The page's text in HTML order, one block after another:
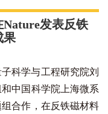
发表反铁
果
科学与工程研究院刘
中国科学院上海微系
合作，在反铁磁材料